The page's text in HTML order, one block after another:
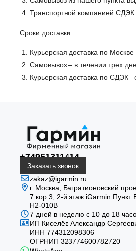
Транспортной компанией
Сроки доставки:
Курьерская доставка по
Самовывоз – в течении трех
Курьерская доставка по СДЭК–
+74951311414
Заказать звонок
zakaz@igarmin.ru
г. Москва, Багратионовский
7 кор 3, 2-й этаж iGarmin Пункт
Н2-010В
7 дней в неделю с 10 до 18
ИП Киселёв Александр
ИНН 774312098306
ОГРНИП 323774600782720